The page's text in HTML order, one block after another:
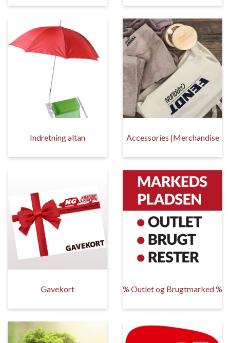
Indretning altan Accessories |Merchandise
Gavekort % Outlet og Brugtmarked %